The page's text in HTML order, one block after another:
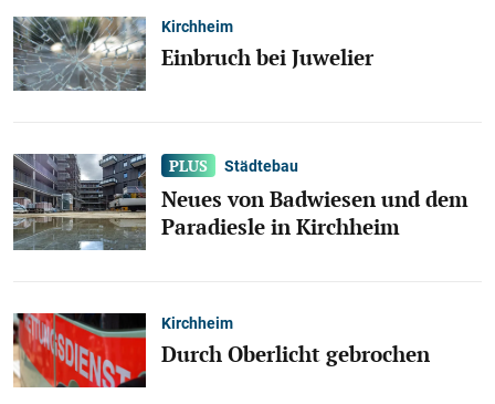
Kirchheim
Einbruch bei Juwelier
Städtebau
Neues von Badwiesen und dem
Paradiesle in Kirchheim
Kirchheim
Durch Oberlicht gebrochen